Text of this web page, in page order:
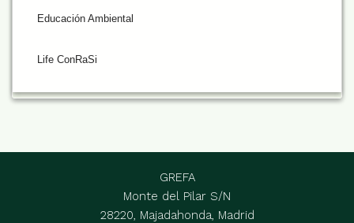
Educación Ambiental
Life ConRaSi
GREFA
Monte del Pilar S/N
28220, Majadahonda, Madrid